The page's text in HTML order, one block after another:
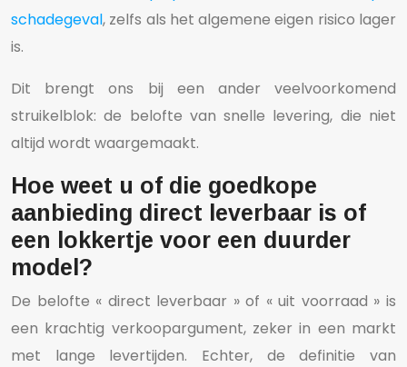
schadegeval, zelfs als het algemene eigen risico lager
is.
Dit brengt ons bij een ander veelvoorkomend
struikelblok: de belofte van snelle levering, die niet
altijd wordt waargemaakt.
Hoe weet u of die goedkope
aanbieding direct leverbaar is of
een lokkertje voor een duurder
model?
De belofte « direct leverbaar » of « uit voorraad » is
een krachtig verkoopargument, zeker in een markt
met lange levertijden. Echter, de definitie van